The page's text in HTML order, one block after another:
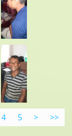
4 5 > >>